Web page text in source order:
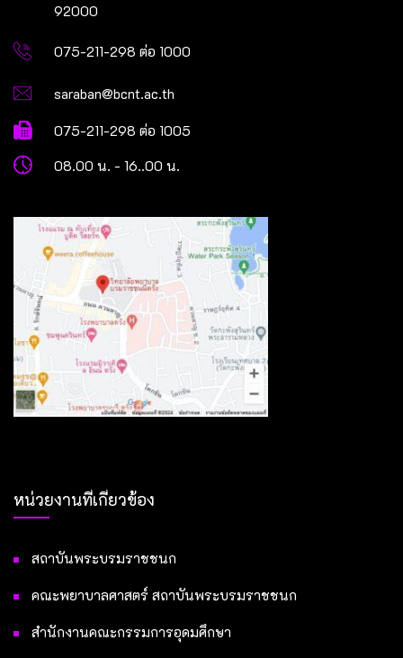
92000
075-211-298 ต่อ 1000
saraban@bcnt.ac.th
075-211-298 ต่อ 1005
08.00 น. - 16..00 น.
หน่วยงานที่เกี่ยวข้อง
สถาบันพระบรมราชชนก
คณะพยาบาลศาสตร์ สถาบันพระบรมราชชนก
สำนักงานคณะกรรมการอุดมศึกษา